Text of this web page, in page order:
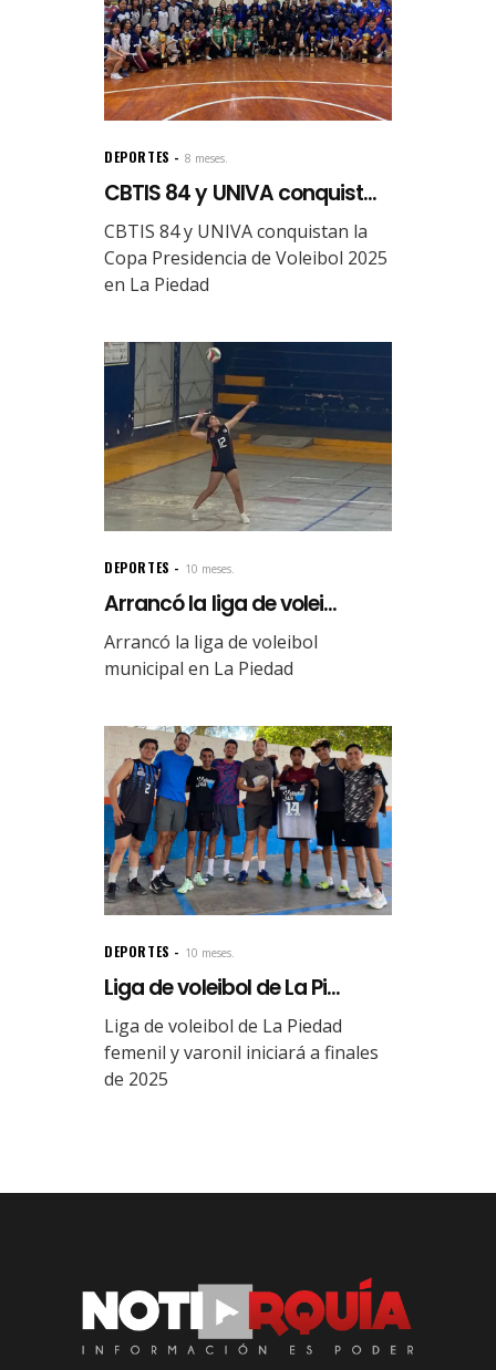
DEPORTES 8 meses.
CBTIS 84 y UNIVA conquist...
CBTIS 84 y UNIVA conquistan la
Copa Presidencia de Voleibol 2025
en La Piedad
DEPORTES 10 meses.
Arrancó la liga de volei...
Arrancó la liga de voleibol
municipal en La Piedad
DEPORTES 10 meses.
Liga de voleibol de La Pi...
Liga de voleibol de La Piedad
femenil y varonil iniciará a finales
de 2025